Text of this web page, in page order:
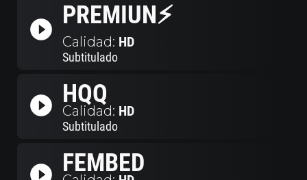
play_circle_filled PREMIUN⚡
Calidad: HD
Subtitulado
play_circle_filled HQQ
Calidad: HD
Subtitulado
play_circle_filled FEMBED